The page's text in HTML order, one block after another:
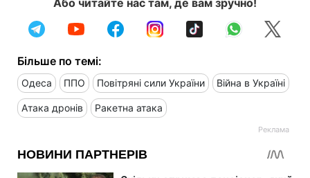
Більше по темі:
Одеса ППО Повітряні сили України Війна в Україні
Атака дронів Ракетна атака